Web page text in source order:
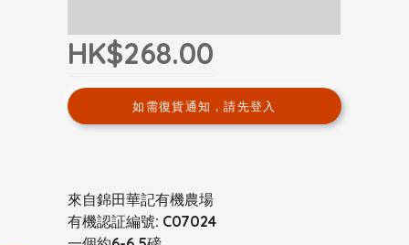
HK$268.00
如需復貨通知，請先登入
來自錦田華記有機農場
有機認証編號: C07024